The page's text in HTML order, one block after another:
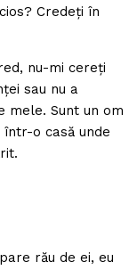
Credeţi în
nu-mi cereţi
sau nu a
mele. Sunt un om
o casă unde
rău de ei, eu